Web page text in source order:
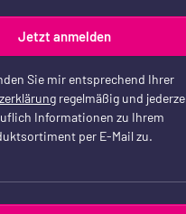
Jetzt anmelden
Sie mir entsprechend Ihrer
regelmäßig und
Informationen zu Ihrem
per E-Mail zu.